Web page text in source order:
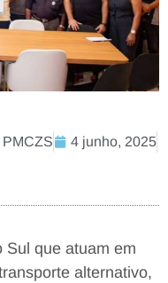
4 junho, 2025
Sul que atuam em
alternativo,